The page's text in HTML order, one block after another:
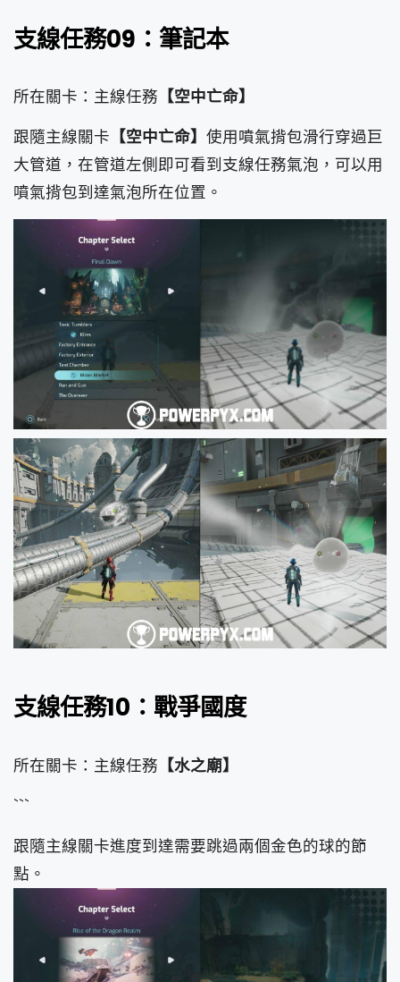
支線任務09：筆記本
所在關卡：主線任務 【空中亡命】
跟隨主線關卡 【空中亡命】 使用噴氣揹包滑行穿過巨
大管道，在管道左側即可看到支線任務氣泡，可以用
噴氣揹包到達氣泡所在位置。
支線任務10：戰爭國度
所在關卡：主線任務 【水之廟】
```
跟隨主線關卡進度到達需要跳過兩個金色的球的節
點。